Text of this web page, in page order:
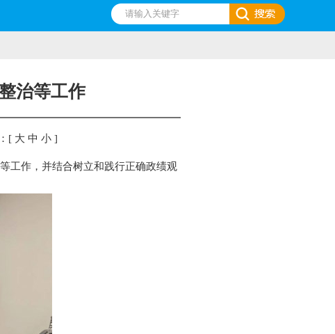
治等工作
[ 大 中 小]
工作，并结合树立和践行正确政绩观